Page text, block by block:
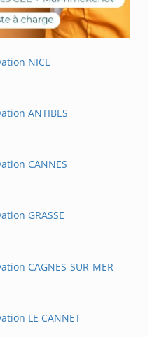
NICE
ANTIBES
CANNES
GRASSE
CAGNES-SUR-MER
LE CANNET